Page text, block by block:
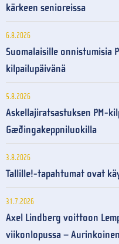
kärkeen senioreissa
6.8.2026
Suomalaisille onnistumisia
kilpailupäivänä
5.8.2026
Askellajiratsastuksen PM-
Gæðingakeppniluokilla
3.8.2026
Tallille!-tapahtumat ovat
31.7.2026
Axel Lindberg voittoon
viikonlopussa –